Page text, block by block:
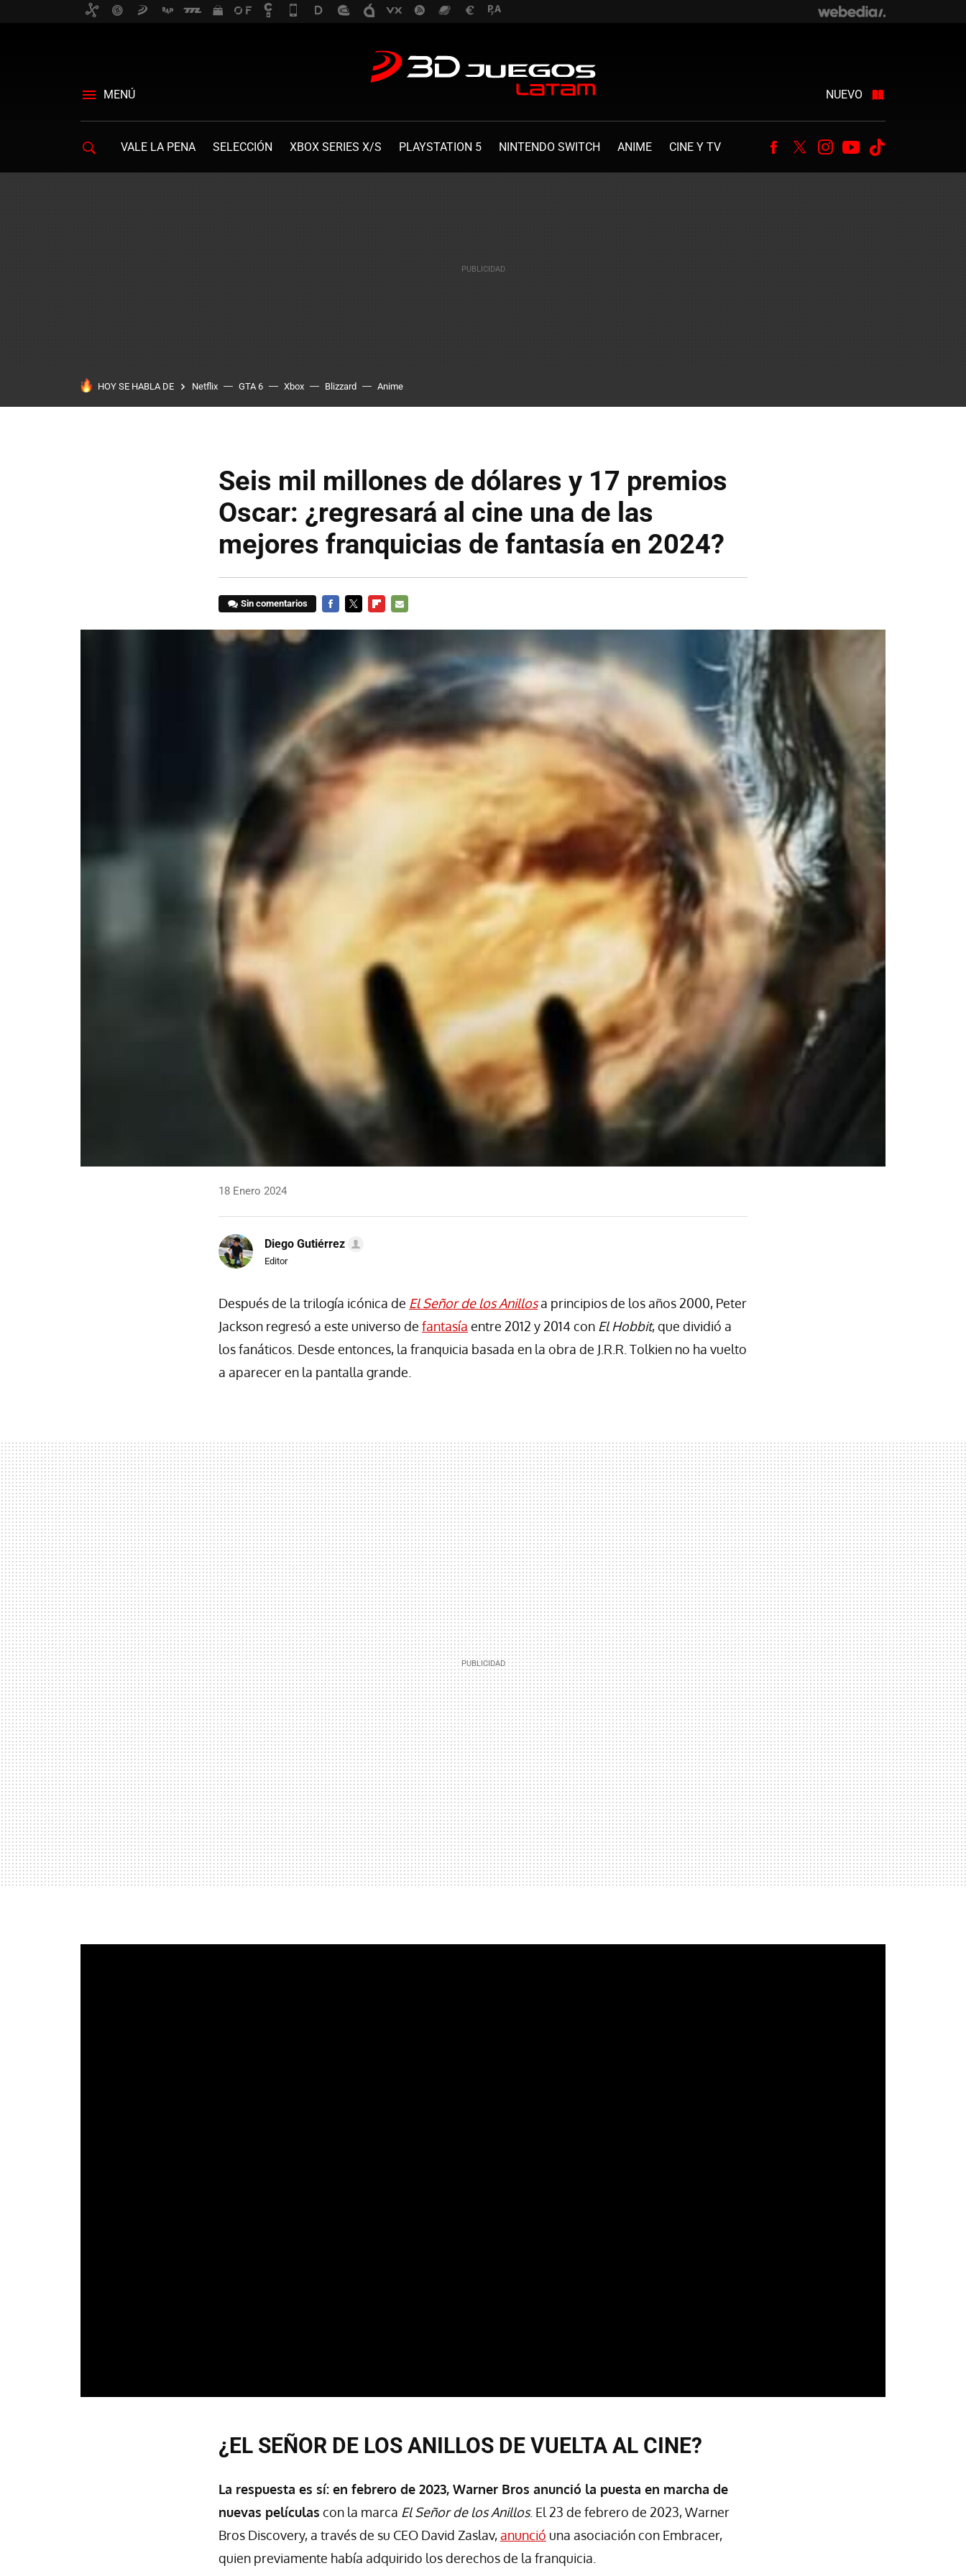
MENÚ NUEVO
VALE LA PENA SELECCIÓN XBOX SERIES X/S PLAYSTATION 5 NINTENDO SWITCH ANIME CINE Y TV Facebook
TwitterInstagram
Youtube
HOY SE HABLA DE Netflix GTA 6 Xbox Blizzard Anime
Seis mil millones de dólares y 17 premios
Oscar: ¿regresará al cine una de las
mejores franquicias de fantasía en 2024?
Sin comentarios
18 Enero 2024
Diego Gutiérrez
Editor
Después de la trilogía icónica de El Señor de los Anillosa principios de los años 2000, Peter
Jackson regresó a este universo de fantasía entre 2012 y 2014 con El Hobbit, que dividió a
los fanáticos. Desde entonces, la franquicia basada en la obra de J.R.R. Tolkien no ha vuelto
a aparecer en la pantalla grande.
¿EL SEÑOR DE LOS ANILLOS DE VUELTA AL CINE?
La respuesta es sí: en febrero de 2023, Warner Bros anunció la puesta en marcha de
nuevas películas con la marca El Señor de los Anillos. El 23 de febrero de 2023, Warner
Bros Discovery, a través de su CEO David Zaslav,anunció una asociación con Embracer,
quien previamente había adquirido los derechos de la franquicia.